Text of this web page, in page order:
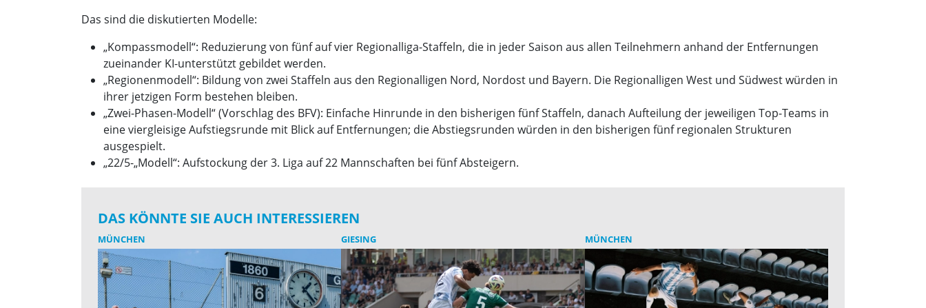
Das sind die diskutierten Modelle:
„Kompassmodell“: Reduzierung von fünf auf vier Regionalliga-Staffeln, die in jeder Saison aus allen Teilnehmern anhand der Entfernungen
zueinander KI-unterstützt gebildet werden.
„Regionenmodell“: Bildung von zwei Staffeln aus den Regionalligen Nord, Nordost und Bayern. Die Regionalligen West und Südwest würden in
ihrer jetzigen Form bestehen bleiben.
„Zwei-Phasen-Modell“ (Vorschlag des BFV): Einfache Hinrunde in den bisherigen fünf Staffeln, danach Aufteilung der jeweiligen Top-Teams in
eine viergleisige Aufstiegsrunde mit Blick auf Entfernungen; die Abstiegsrunden würden in den bisherigen fünf regionalen Strukturen
ausgespielt.
„22/5-„Modell“: Aufstockung der 3. Liga auf 22 Mannschaften bei fünf Absteigern.
DAS KÖNNTE SIE AUCH INTERESSIEREN
MÜNCHEN GIESING MÜNCHEN